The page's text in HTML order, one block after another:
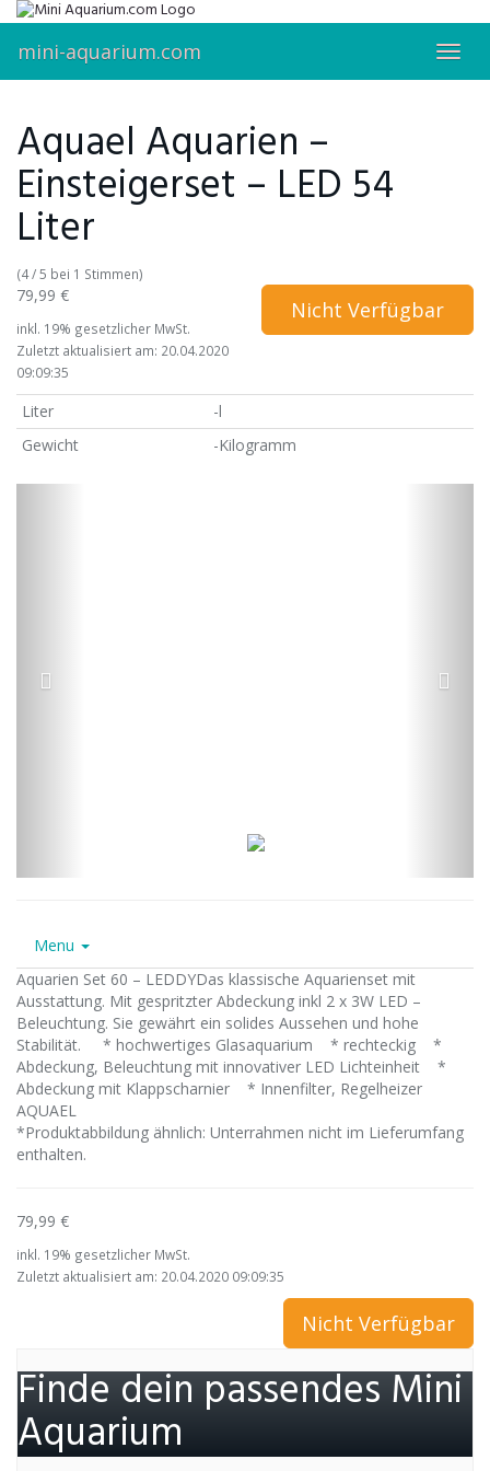
Skip
main
content
mini-aquarium.com
Aquael Aquarien –
Einsteigerset – LED 54
Liter
(4 / 5 bei 1 Stimmen)
79,99 €
inkl. 19% gesetzlicher MwSt.
Zuletzt aktualisiert am: 20.04.2020
09:09:35
Nicht Verfügbar
Liter
-l
Gewicht
-Kilogramm
Menu
Aquarien Set 60 – LEDDYDas klassische Aquarienset mit
Ausstattung. Mit gespritzter Abdeckung inkl 2 x 3W LED –
Beleuchtung. Sie gewährt ein solides Aussehen und hohe
Stabilität. * hochwertiges Glasaquarium * rechteckig *
Abdeckung, Beleuchtung mit innovativer LED Lichteinheit *
Abdeckung mit Klappscharnier * Innenfilter, Regelheizer
AQUAEL
*Produktabbildung ähnlich: Unterrahmen nicht im Lieferumfang
enthalten.
79,99 €
inkl. 19% gesetzlicher MwSt.
Zuletzt aktualisiert am: 20.04.2020 09:09:35
Nicht Verfügbar
Finde dein passendes Mini
Aquarium